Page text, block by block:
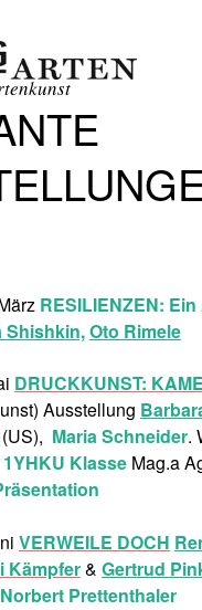
PROGRAMM
ABOUT
PARTNER*INNEN
ANGEBOTE
RESILIENZEN:
Shishkin,Oto Rimele
DRUCKKUNST:
Ausstellung
(US), Maria Schneider.
1YHKU KlasseMag.a
VERWEILE DOCH
Kämpfer& Gertrud
Norbert Prettenthaler